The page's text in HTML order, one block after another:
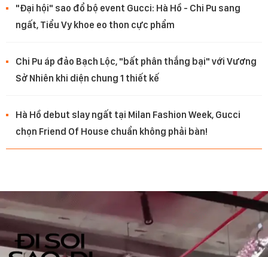
"Đại hội" sao đổ bộ event Gucci: Hà Hồ - Chi Pu sang
ngất, Tiểu Vy khoe eo thon cực phẩm
Chi Pu áp đảo Bạch Lộc, "bất phân thắng bại" với Vương
Sở Nhiên khi diện chung 1 thiết kế
Hà Hồ debut slay ngất tại Milan Fashion Week, Gucci
chọn Friend Of House chuẩn không phải bàn!